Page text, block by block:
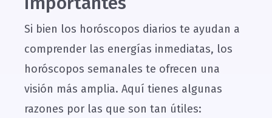
Si bien los horóscopos diarios te ayudan a
comprender las energías inmediatas, los
horóscopos semanales te ofrecen una
visión más amplia. Aquí tienes algunas
razones por las que son tan útiles: